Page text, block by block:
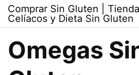
Skip
content
Comprar Sin Gluten |
Celíacos y Dieta Sin Gluten
Omegas